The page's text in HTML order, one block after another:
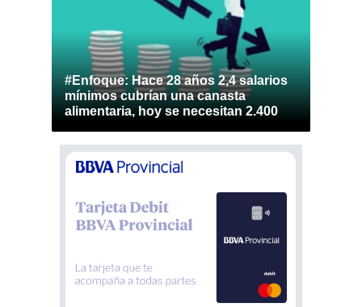
#Enfoque: Hace 28 años 2,4 salarios
mínimos cubrían una canasta
alimentaria, hoy se necesitan 2.400